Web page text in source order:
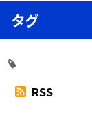
タグ
RSS